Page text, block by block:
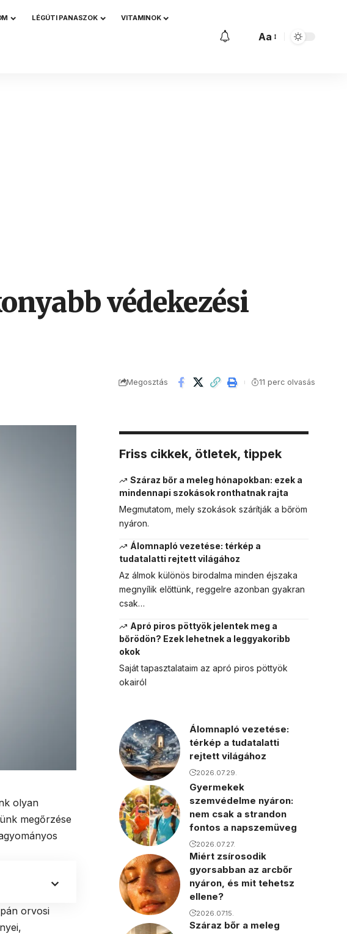
LÉGÚTI PANASZOK VITAMINOK
Aa
védekezési
Megosztás 11 perc olvasás
olyan
megőrzése
orvosi
Friss cikkek, ötletek, tippek
Száraz bőr a meleg hónapokban: ezek a
mindennapi szokások ronthatnak rajta
Megmutatom, mely szokások szárítják a bőröm
nyáron.
Álomnapló vezetése: térkép a
tudatalatti rejtett világához
Az álmok különös birodalma minden éjszaka
megnyílik előttünk, reggelre azonban gyakran
csak…
Apró piros pöttyök jelentek meg a
bőrödön? Ezek lehetnek a leggyakoribb
okok
Saját tapasztalataim az apró piros pöttyök
okairól
Álomnapló vezetése:
térkép a tudatalatti
rejtett világához
2026.07.29.
Gyermekek
szemvédelme nyáron:
nem csak a strandon
fontos a napszemüveg
2026.07.27.
Miért zsírosodik
gyorsabban az arcbőr
nyáron, és mit tehetsz
ellene?
2026.07.15.
Száraz bőr a meleg